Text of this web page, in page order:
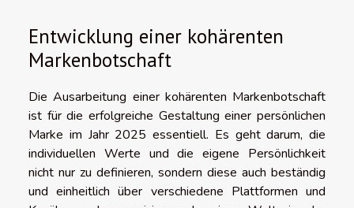
Entwicklung einer kohärenten
Markenbotschaft
Die Ausarbeitung einer kohärenten Markenbotschaft
ist für die erfolgreiche Gestaltung einer persönlichen
Marke im Jahr 2025 essentiell. Es geht darum, die
individuellen Werte und die eigene Persönlichkeit
nicht nur zu definieren, sondern diese auch beständig
und einheitlich über verschiedene Plattformen und